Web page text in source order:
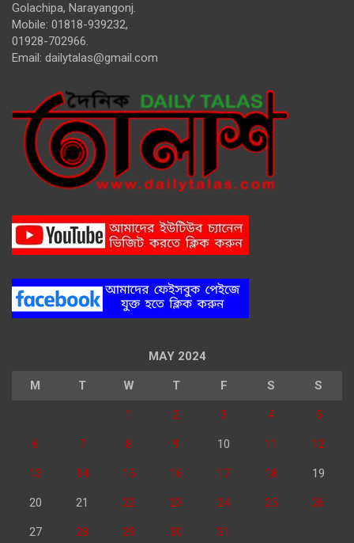
Golachipa, Narayangonj.
Mobile: 01818-939232,
01928-702966.
Email: dailytalas@gmail.com
MAY 2024
M T W T F S S
1 2 3 4 5
6 7 8 9 10 11 12
13 14 15 16 17 18 19
20 21 22 23 24 25 26
27 28 29 30 31